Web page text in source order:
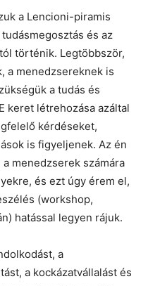
a Lencioni-piramis
és az
történik. Legtöbbször,
a menedzsereknek is
a tudás és
keret létrehozása azáltal
kérdéseket,
is figyeljenek. Az én
menedzserek számára
és ezt úgy érem el,
(workshop,
hatással legyen rájuk.
a
a kockázatvállalást és